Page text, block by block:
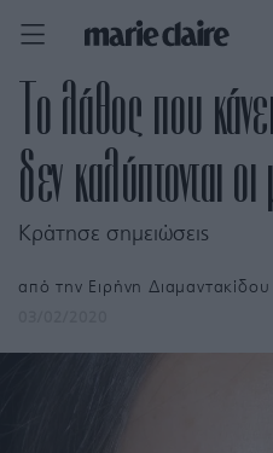
Το λάθος που
δεν καλύπτονται
Κράτησε σημειώσεις
από την Ειρήνη Διαμαντακίδου